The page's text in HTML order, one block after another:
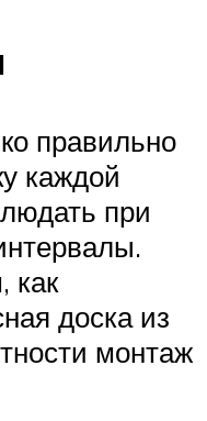
правильно
каждой
при
как
доска из
монтаж